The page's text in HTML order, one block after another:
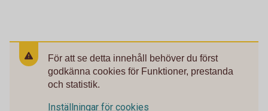
För att se detta innehåll behöver du först
godkänna cookies för Funktioner, prestanda
och statistik.
Inställningar för cookies